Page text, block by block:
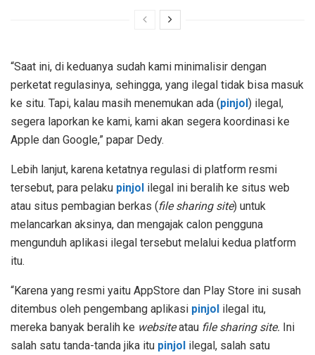
“Saat ini, di keduanya sudah kami minimalisir dengan
perketat regulasinya, sehingga, yang ilegal tidak bisa masuk
ke situ. Tapi, kalau masih menemukan ada (pinjol ) ilegal,
segera laporkan ke kami, kami akan segera koordinasi ke
Apple dan Google,” papar Dedy.
Lebih lanjut, karena ketatnya regulasi di platform resmi
tersebut, para pelaku pinjol ilegal ini beralih ke situs web
atau situs pembagian berkas (file sharing site) untuk
melancarkan aksinya, dan mengajak calon pengguna
mengunduh aplikasi ilegal tersebut melalui kedua platform
itu.
“Karena yang resmi yaitu AppStore dan Play Store ini susah
ditembus oleh pengembang aplikasi pinjol ilegal itu,
mereka banyak beralih ke websiteatau file sharing site. Ini
salah satu tanda-tanda jika itu pinjol ilegal, salah satu